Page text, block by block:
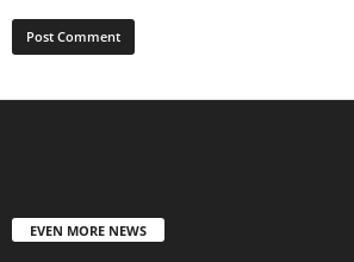
EVEN MORE NEWS